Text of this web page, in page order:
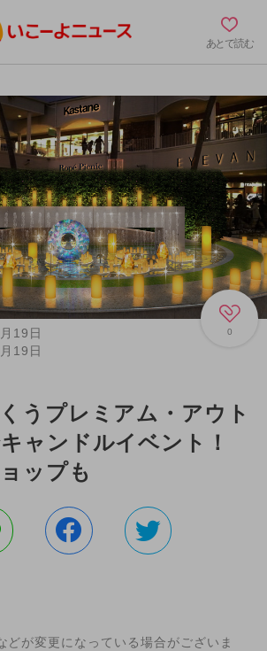
あとで読む
0
19日
19日
うプレミアム・アウト
ャンドルイベント！
ップも
どが変更になっている場合がございま